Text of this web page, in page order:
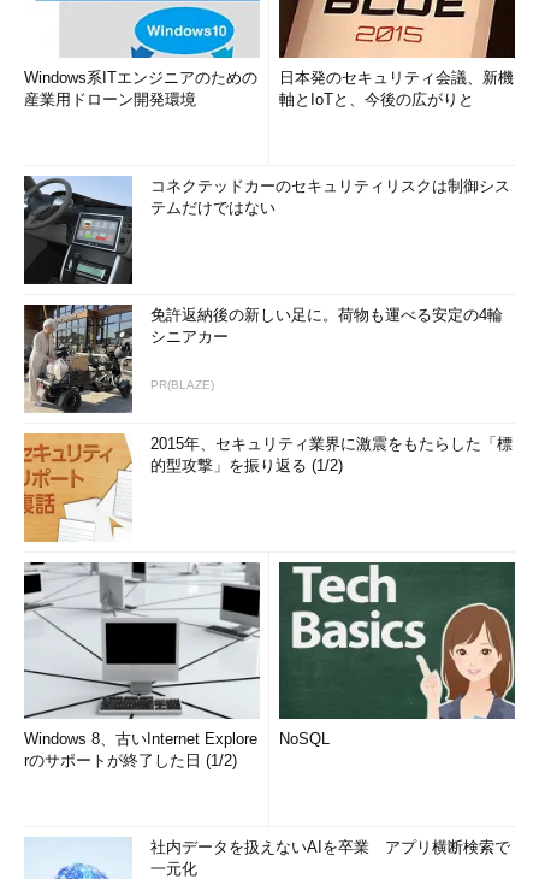
Windows系ITエンジニアのための
産業用ドローン開発環境
日本発のセキュリティ会議、新機
軸とIoTと、今後の広がりと
コネクテッドカーのセキュリティリスクは制御シス
テムだけではない
免許返納後の新しい足に。荷物も運べる安定の4輪
シニアカー
PR(BLAZE)
2015年、セキュリティ業界に激震をもたらした「標
的型攻撃」を振り返る (1/2)
Windows 8、古いInternet Explore
rのサポートが終了した日 (1/2)
NoSQL
社内データを扱えないAIを卒業 アプリ横断検索で
一元化